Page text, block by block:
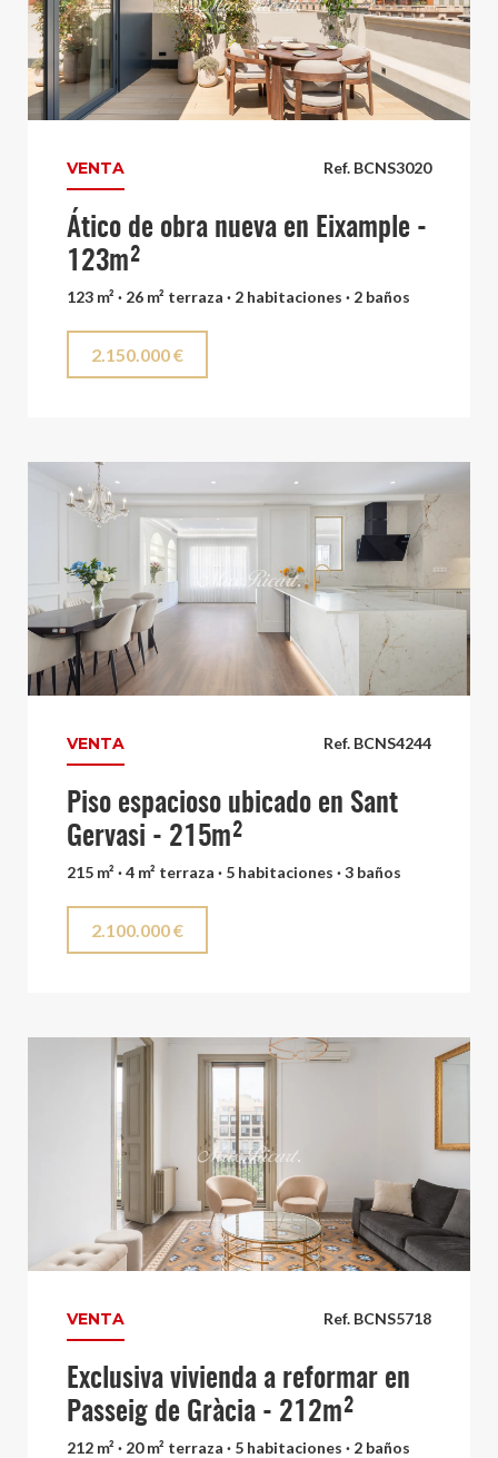
Ref. BCNS3020
VENTA
Ático de obra nueva en Eixample -
123m²
123 m² · 26 m² terraza · 2 habitaciones · 2 baños
2.150.000 €
Ref. BCNS4244
VENTA
Piso espacioso ubicado en Sant
Gervasi - 215m²
215 m² · 4 m² terraza · 5 habitaciones · 3 baños
2.100.000 €
Ref. BCNS5718
VENTA
Exclusiva vivienda a reformar en
Passeig de Gràcia - 212m²
212 m² · 20 m² terraza · 5 habitaciones · 2 baños